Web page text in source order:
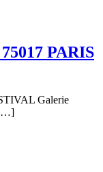
PARIS
Galerie
[…]